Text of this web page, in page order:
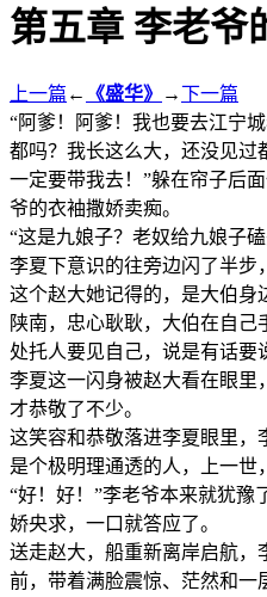
第五章 李老爷
上一篇 ← 《盛华》 →下一篇
“阿爹！阿爹！我也要去江宁
都吗？我长这么大，还没见过
一定要带我去！”躲在帘子后
爷的衣袖撒娇卖痴。
“这是九娘子？老奴给九娘子
李夏下意识的往旁边闪了半步
这个赵大她记得的，是大伯身
陕南，忠心耿耿，大伯在自己
处托人要见自己，说是有话要
李夏这一闪身被赵大看在眼里
才恭敬了不少。
这笑容和恭敬落进李夏眼里，
是个极明理通透的人，上一世
“好！好！”李老爷本来就犹豫
娇央求，一口就答应了。
送走赵大，船重新离岸启航，
前，带着满脸震惊、茫然和一